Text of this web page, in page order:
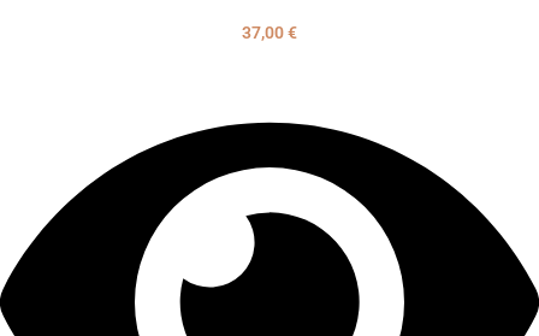
37,00€